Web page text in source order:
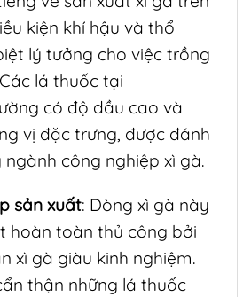
kiện khí hậu và thổ
lý tưởng cho việc trồng
lá thuốc tại
có độ dầu cao và
vị đặc trưng, được đánh
công nghiệp xì gà.
sản xuất: Dòng xì gà này
hoàn toàn thủ công bởi
xì gà giàu kinh nghiệm.
thận những lá thuốc